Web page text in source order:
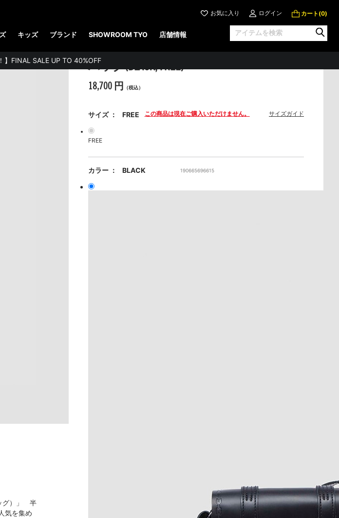
お気に入り ログイン カート(0)
キッズ ブランド SHOWROOM TYO 店舗情報
】FINAL SALE UP TO 40%OFF
ゼントできる機能が新登場！
THE GREAT FROG 7 インチ サッチェル
バッグ(BLACK, FREE)
18,700 円 （税込）
サイズ FREE この商品は現在ご購入いただけません。 サイズガイド
FREE
カラー BLACK 190665696615
グ）」 半
気を集め